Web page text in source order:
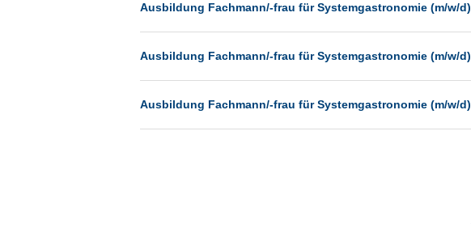
Ausbildung Fachmann/-frau für Systemgastronomie (m/w/d)
Ausbildung Fachmann/-frau für Systemgastronomie (m/w/d)
Ausbildung Fachmann/-frau für Systemgastronomie (m/w/d)